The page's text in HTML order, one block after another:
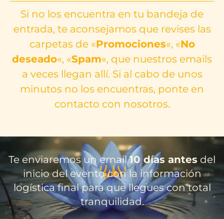
Si no los encuentra en tu bandeja de
entrada, te aconsejamos que revises las
carpetas de «Promociones«, «No
deseado«, «Spam«, que nuestros emails
a veces llegan allí. Si al cabo de unos
minutos no los encuentras, ponte en
contacto con nosotros.
Te enviaremos un email10 días antes del
inicio del evento con la información
logística final para que llegues con total
tranquilidad.